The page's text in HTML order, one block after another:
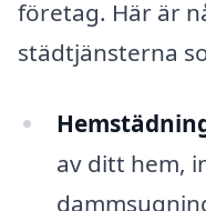
företag. Här är
städtjänsterna
av ditt hem,